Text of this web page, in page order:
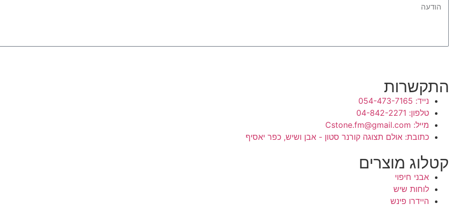
התקשרות
נייד: 054-473-7165
טלפון: 04-842-2271
מייל: Cstone.fm@gmail.com
כתובת: אולם תצוגה קורנר סטון - אבן ושיש, כפר יאסיף
קטלוג מוצרים
אבני חיפוי
לוחות שיש
היידרו פינש